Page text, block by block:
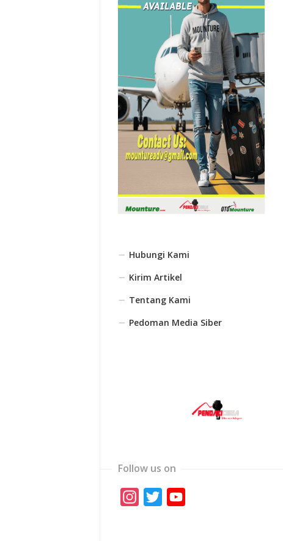
Hubungi Kami
Kirim Artikel
Tentang Kami
Pedoman Media Siber
Follow us on
Instagram
Twitter